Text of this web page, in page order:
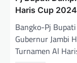
Haris Cup 2024
Bangko-Pj
Gubernur Jambi
Turnamen Al